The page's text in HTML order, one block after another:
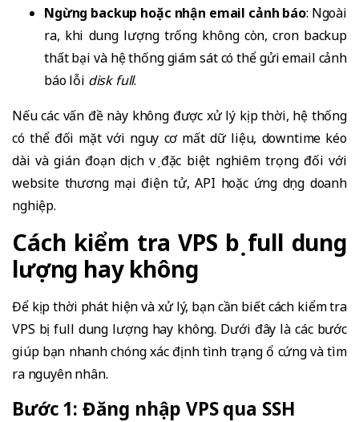
Ngừng backup hoặc nhận email cảnh báo: Ngoài
ra, khi dung lượng trống không còn, cron backup
thất bại và hệ thống giám sát có thể gửi email cảnh
báo lỗi disk full.
Nếu các vấn đề này không được xử lý kịp thời, hệ thống
có thể đối mặt với nguy cơ mất dữ liệu, downtime kéo
dài và gián đoạn dịch vụ đặc biệt nghiêm trọng đối với
website thương mại điện tử, API hoặc ứng dụng doanh
nghiệp.
Cách kiểm tra VPS bị full dung
lượng hay không
Để kịp thời phát hiện và xử lý, bạn cần biết cách kiểm tra
VPS bị full dung lượng hay không. Dưới đây là các bước
giúp bạn nhanh chóng xác định tình trạng ổ cứng và tìm
ra nguyên nhân.
Bước 1: Đăng nhập VPS qua SSH